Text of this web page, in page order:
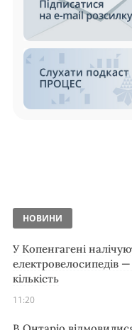
НОВИНИ
У Копенгагені
електровелосипедів
кількість
11:20